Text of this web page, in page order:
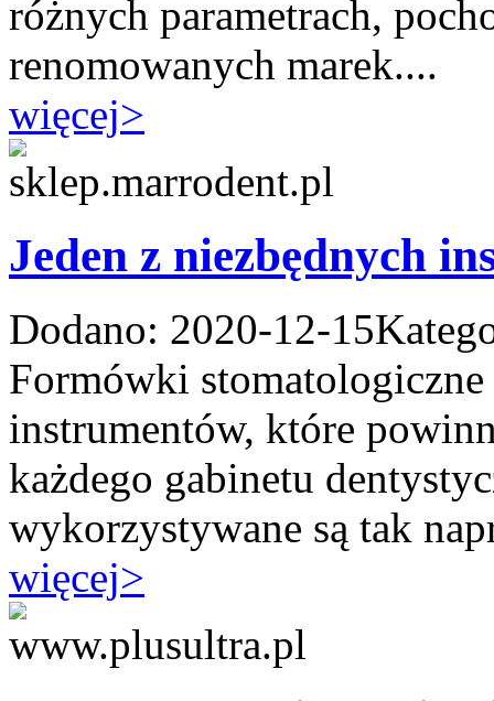
różnych parametrach,
renomowanych marek....
więcej>
Jeden z niezbędnych
Dodano: 2020-12-15
Formówki
instrumentów, które
każdego gabinetu
wykorzystywane są tak
więcej>